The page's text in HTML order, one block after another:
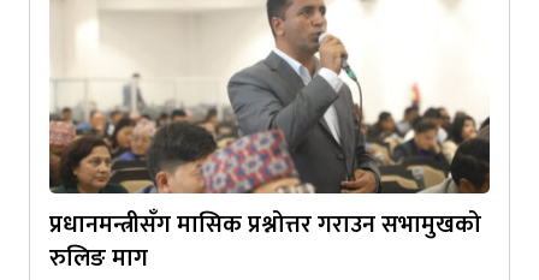
प्रधानमन्त्रीसँग मासिक प्रश्नोत्तर गराउन सभामुखको
रुलिङ माग